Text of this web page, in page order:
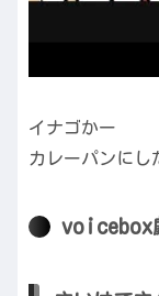
イナゴかー
カレーパンにし
voicebox